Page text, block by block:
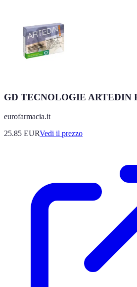
GD TECNOLOGIE ARTEDIN
eurofarmacia.it
25.85 EURVedi il prezzo